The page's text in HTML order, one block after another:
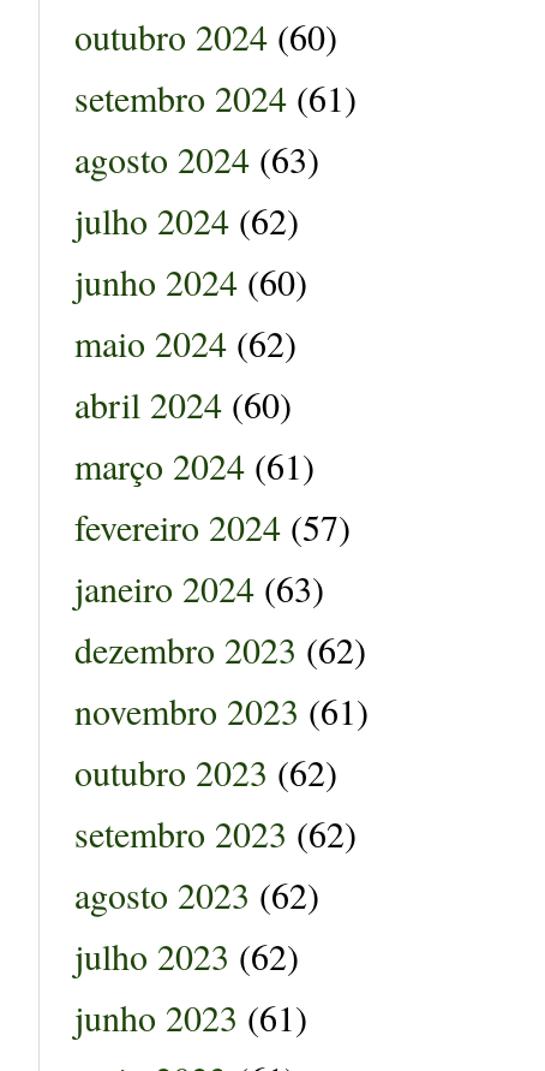
outubro 2024 (60)
setembro 2024 (61)
agosto 2024 (63)
julho 2024 (62)
junho 2024 (60)
maio 2024 (62)
abril 2024 (60)
março 2024 (61)
fevereiro 2024 (57)
janeiro 2024 (63)
dezembro 2023 (62)
novembro 2023 (61)
outubro 2023 (62)
setembro 2023 (62)
agosto 2023 (62)
julho 2023 (62)
junho 2023 (61)